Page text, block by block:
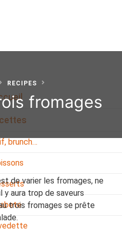
brunch…
RECIPES
fromages
de varier les fromages, ne
y aura trop de saveurs
trois fromages se prête